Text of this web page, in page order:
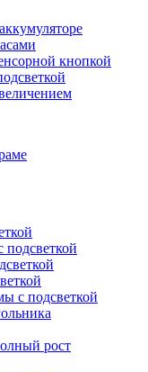
кнопкой
подсветкой
с подсветкой
рост